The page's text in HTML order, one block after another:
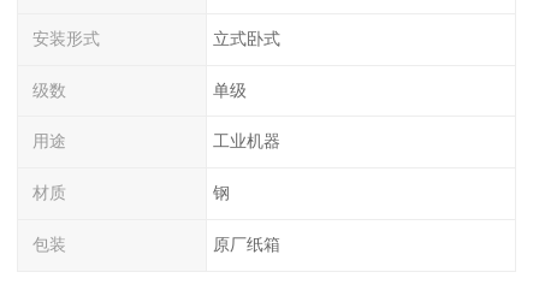
安装形式 立式卧式
级数 单级
用途 工业机器
材质 钢
包装 原厂纸箱